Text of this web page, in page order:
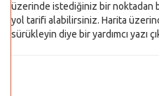
üzerinde istediğiniz bir noktadan
yol tarifi alabilirsiniz. Harita
sürükleyin diye bir yardımcı yazı